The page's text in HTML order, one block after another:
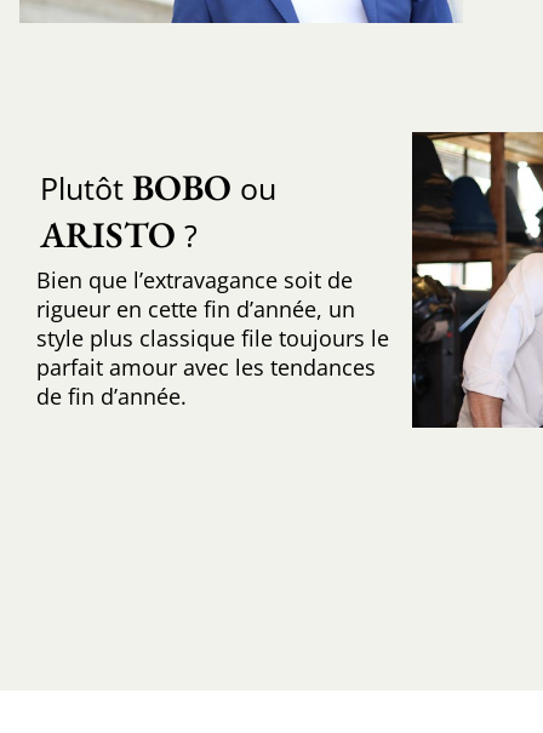
Plutôt BOBO ou
ARISTO ?
Bien que l’extravagance soit de
rigueur en cette fin d’année, un
style plus classique file toujours le
parfait amour avec les tendances
de fin d’année.